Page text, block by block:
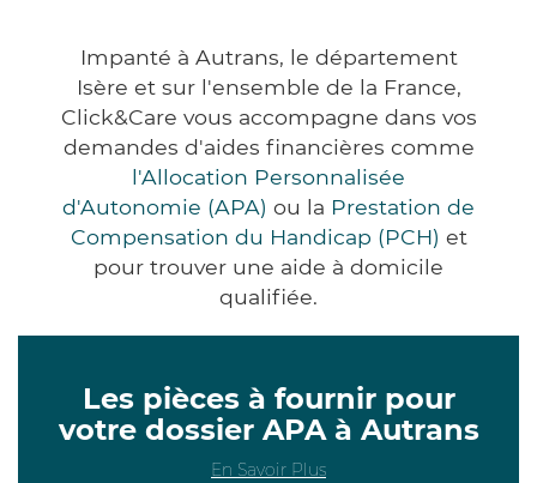
Impanté à Autrans, le département
Isère et sur l'ensemble de la France,
Click&Care vous accompagne dans vos
demandes d'aides financières comme
l'Allocation Personnalisée
d'Autonomie (APA) ou la Prestation de
Compensation du Handicap (PCH) et
pour trouver une aide à domicile
qualifiée.
Les pièces à fournir pour
votre dossier APA à Autrans
En Savoir Plus